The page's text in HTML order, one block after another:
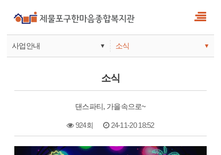
사업안내 ▼
기관안내
소식 ▼
서비스
참여
소식
댄스파티, 가을속으로~
924회 24-11-20 18:52
본문